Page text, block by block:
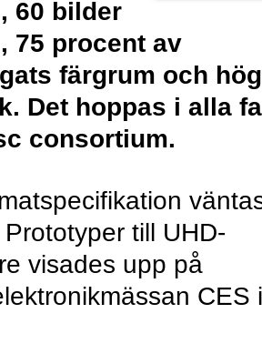
60 bilder
75 procent av
färgrum och
Det hoppas i alla
consortium.
till UHD-
visades upp på
CES i